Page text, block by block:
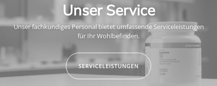
Unser Service
Unser fachkundiges Personal bietet umfassende Serviceleistungen
für Ihr Wohlbefinden.
SERVICELEISTUNGEN